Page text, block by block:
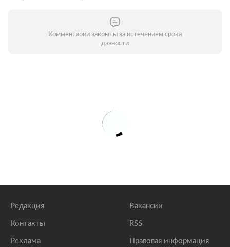
Комментарии закрыты за истечением срока
давности
Редакция
Контакты
Реклама
Вакансии
RSS
Правовая информация